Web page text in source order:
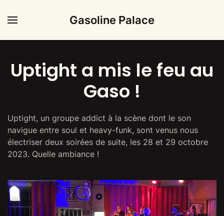
Gasoline Palace
Uptight a mis le feu au
Gaso !
Uptight, un groupe addict à la scène dont le son
navigue entre soul et heavy-funk, sont venus nous
électriser deux soirées de suite, les 28 et 29 octobre
2023. Quelle ambiance !